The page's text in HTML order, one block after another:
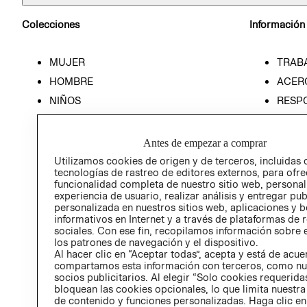
Colecciones
MUJER
HOMBRE
NIÑOS
Antes de empezar a comprar
Utilizamos cookies de origen y de terceros, incluidas
tecnologías de rastreo de editores externos, para
funcionalidad completa de nuestro sitio web,
experiencia de usuario, realizar análisis y entregar
personalizada en nuestros sitios web, aplicaciones y
informativos en Internet y a través de plataformas de
sociales. Con ese fin, recopilamos información sobre
los patrones de navegación y el dispositivo.
Al hacer clic en “Aceptar todas”, acepta y está de
compartamos esta información con terceros, como
socios publicitarios. Al elegir “Solo cookies
bloquean las cookies opcionales, lo que limita
de contenido y funciones personalizadas. Haga clic en